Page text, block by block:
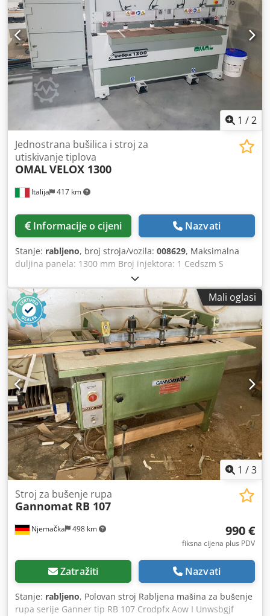
1 /2
Italija 417 km
Jednostrana bušilica i stroj za
utiskivanje tiplova
OMALVELOX 1300
Informacije o cijeni Nazvati
Stanje: rabljeno, broj stroja/vozila: 008629, Maksimalna
duljina panela: 1300 mm Broj injektora: 1 Cedszm S
Nbopfx Abgsrf Pozicioniranje putem NC upravljačke
jedinice: da
Mali oglasi
1 /3
Njemačka 498 km
Stroj za bušenje rupa
Gannomat RB 107
990 €
fiksna cijena plus PDV
Zatražiti Nazvati
Stanje: rabljeno, Polovan stroj Rabljena mašina za bušenje
rupa serije Ganner tip RB 107 Crodpfx Aow I Unwsbgjf